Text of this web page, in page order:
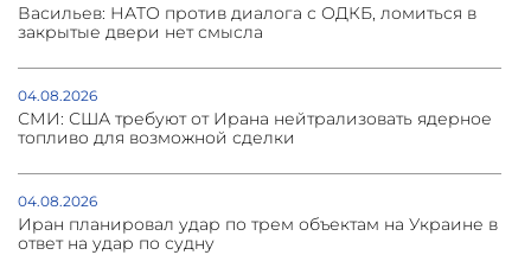
Васильев: НАТО против диалога с ОДКБ, ломиться в
закрытые двери нет смысла
04.08.2026
СМИ: США требуют от Ирана нейтрализовать ядерное
топливо для возможной сделки
04.08.2026
Иран планировал удар по трем объектам на Украине в
ответ на удар по судну